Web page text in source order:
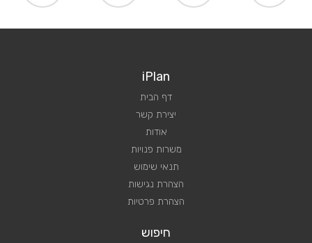
iPlan
דף הבית
יצירת קשר
אודות
משרות פנויות
תנאי שימוש
הצהרת נגישות
הצהרת פרטיות
חיפוש